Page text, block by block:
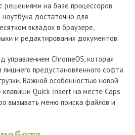
решениями на базе процессоров
достаточно для
вкладок в браузере,
и редактирования документов.
управлением ChromeOS, которая
лишнего предустановленного софта
Важной особенностью новой
клавиши Quick Insert на месте Caps
вызывать меню поиска файлов и